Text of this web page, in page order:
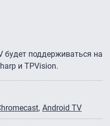
будет поддерживаться на
и TPVision.
Android TV